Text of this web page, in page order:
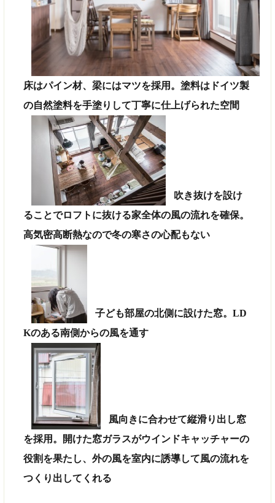
床はパイン材、梁にはマツを採用。塗料はドイツ製
の自然塗料を手塗りして丁寧に仕上げられた空間
吹き抜けを設け
ることでロフトに抜ける家全体の風の流れを確保。
高気密高断熱なので冬の寒さの心配もない
子ども部屋の北側に設けた窓。LD
Kのある南側からの風を通す
風向きに合わせて縦滑り出し窓
を採用。開けた窓ガラスがウインドキャッチャーの
役割を果たし、外の風を室内に誘導して風の流れを
つくり出してくれる